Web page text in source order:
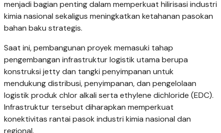
menjadi bagian penting dalam memperkuat hilirisasi industri
kimia nasional sekaligus meningkatkan ketahanan pasokan
bahan baku strategis.
Saat ini, pembangunan proyek memasuki tahap
pengembangan infrastruktur logistik utama berupa
konstruksi jetty dan tangki penyimpanan untuk
mendukung distribusi, penyimpanan, dan pengelolaan
logistik produk chlor alkali serta ethylene dichloride (EDC).
Infrastruktur tersebut diharapkan memperkuat
konektivitas rantai pasok industri kimia nasional dan
regional.